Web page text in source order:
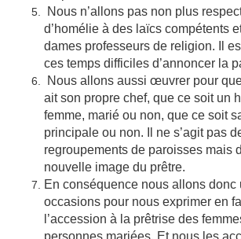
Nous n’allons pas non plus
d’homélie à des laïcs compétents
dames professeurs de religion. Il
ces temps difficiles d’annoncer la
Nous allons aussi œuvrer pour
ait son propre chef, que ce soit un
femme, marié ou non, que ce soit
principale ou non. Il ne s’agit pas
regroupements de paroisses mais
nouvelle image du prêtre.
En conséquence nous allons donc
occasions pour nous exprimer en
l’accession à la prêtrise des
personnes mariées. Et nous les